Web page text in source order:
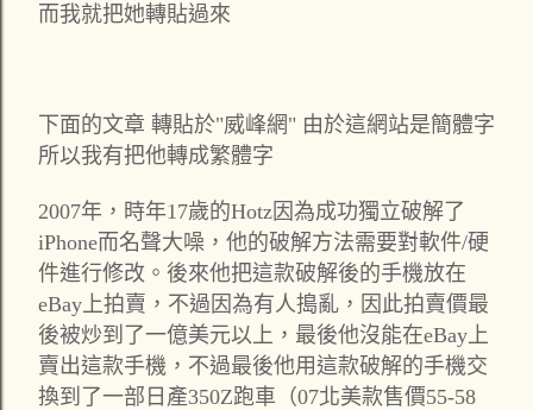
而我就把她轉貼過來
下面的文章 轉貼於"威峰網" 由於這網站是簡體字
所以我有把他轉成繁體字
2007年，時年17歲的Hotz因為成功獨立破解了
iPhone而名聲大噪，他的破解方法需要對軟件/硬
件進行修改。後來他把這款破解後的手機放在
eBay上拍賣，不過因為有人搗亂，因此拍賣價最
後被炒到了一億美元以上，最後他沒能在eBay上
賣出這款手機，不過最後他用這款破解的手機交
換到了一部日產350Z跑車（07北美款售價55-58